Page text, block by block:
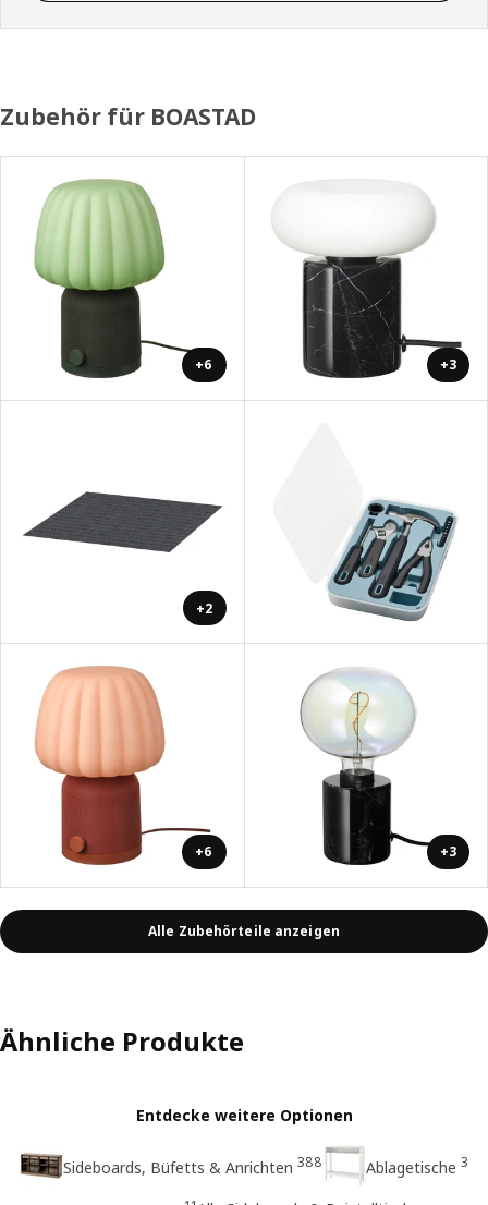
Zubehör für BOASTAD
+6 +3
+2
+6 +3
Alle Zubehörteile anzeigen
Ähnliche Produkte
Entdecke weitere Optionen
Sideboards, Büfetts & Anrichten 388 Ablagetische 3